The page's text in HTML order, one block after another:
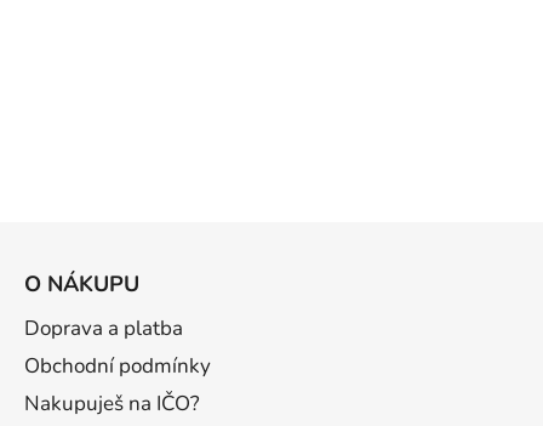
O NÁKUPU
Doprava a platba
Obchodní podmínky
Nakupuješ na IČO?